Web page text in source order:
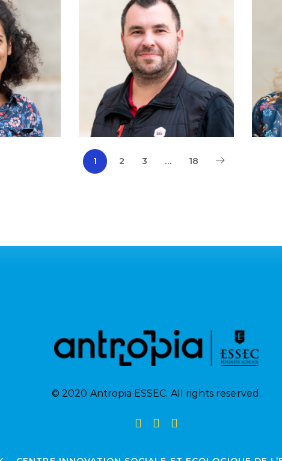
&
MAINTIEN DE
L'AUTONOMIE, BIEN-
VEILLIR, AIDANCE
1 2 3 … 18
© 2020 Antropia ESSEC. All rights reserved.